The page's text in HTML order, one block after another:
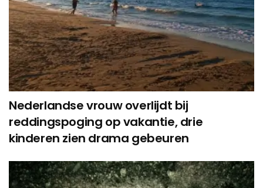
Nederlandse vrouw overlijdt bij
reddingspoging op vakantie, drie
kinderen zien drama gebeuren